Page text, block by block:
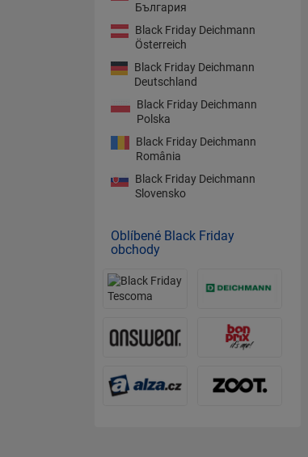
България
Black Friday Deichmann
Österreich
Black Friday Deichmann
Deutschland
Black Friday Deichmann
Polska
Black Friday Deichmann
România
Black Friday Deichmann
Slovensko
Oblíbené Black Friday
obchody